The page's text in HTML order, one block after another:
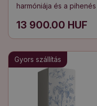
harmóniája és a pihenés
13 900.00 HUF
Gyors szállítás